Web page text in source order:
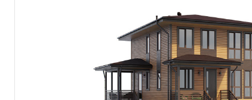
3х4 м